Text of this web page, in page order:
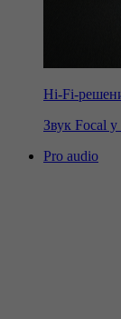
Hi-Fi-
Звук Focal
Pro audio